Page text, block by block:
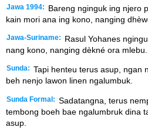
Jawa 1994:
Bareng nginguk ing njero
kain mori ana ing kono, nanging
Jawa-Suriname:
Rasul Yohanes
nang kono, nanging dèkné ora mlebu.
Sunda: Tapi henteu terus asup, ngan
beh nenjo lawon linen ngalumbuk.
Sunda Formal: Sadatangna, terus
tembong boeh bae ngalumbruk dina
asup.